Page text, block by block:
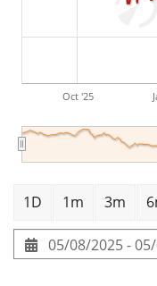
Oct '25
1D 1m 3m
05/08/2025 -